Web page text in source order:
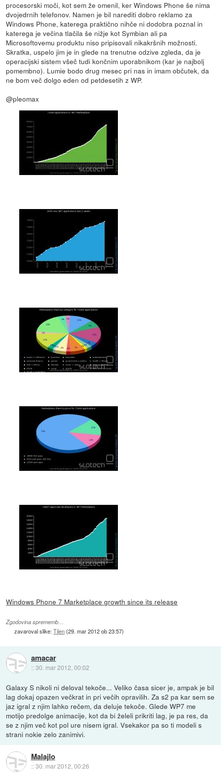
procesorski moči, kot sem že omenil, ker Windows Phone še nima
dvojedrnih telefonov. Namen je bil narediti dobro reklamo za
Windows Phone, katerega praktično nihče ni dodobra poznal in
katerega je večina tlačila še nižje kot Symbian ali pa
Microsoftovemu produktu niso pripisovali nikakršnih možnosti.
Skratka, uspelo jim je in glede na trenutne odzive zgleda, da je
operacijski sistem všeč tudi končnim uporabnikom (kar je najbolj
pomembno). Lumie bodo drug mesec pri nas in imam občutek, da
ne bom več dolgo eden od petdesetih z WP.
@pleomax
Windows Phone 7 Marketplace growth since its release
Zgodovina sprememb…
zavaroval slike:Tilen(29. mar 2012 ob 23:57)
amacar
::30. mar 2012, 00:02
Galaxy S nikoli ni deloval tekoče... Veliko časa sicer je, ampak je bil
lag dokaj opazen večkrat in pri večih opravilih. Za s2 pa kar sem se
jaz igral z njim lahko rečem, da deluje tekoče. Glede WP7 me
motijo predolge animacije, kot da bi želeli prikriti lag, je pa res, da
se z njim več kot pol ure nisem igral. Vsekakor pa so ti modeli s
strani nokie zelo zanimivi.
Malajlo
::30. mar 2012, 00:26